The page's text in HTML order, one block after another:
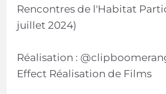
Rencontres de l'Habitat
juillet 2024)
Réalisation :
Effect Réalisation de Films